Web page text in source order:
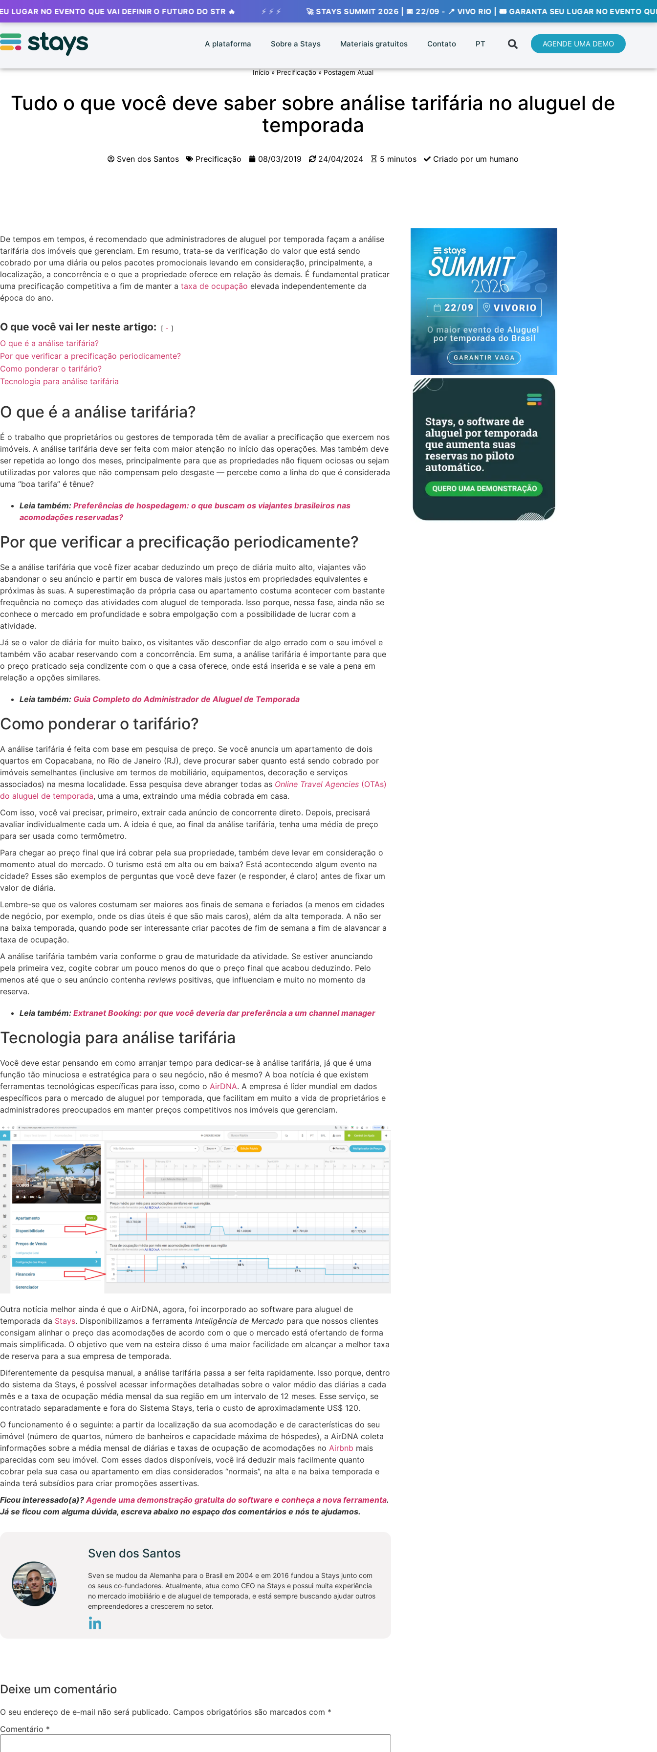
EVENTO QUE VAI DEFINIR O FUTURO DO STR 🔥 ⚡ ⚡ ⚡ 🚀 STAYS SUMMIT 2026 | 📅 22/09 - 📍 VIVO RIO | 🎟️ GARANTA SEU LUGAR NO EVENTO QUE VAI
A plataforma Sobre a Stays Materiais gratuitos Contato PT AGENDE UMA DEMO
Início»Precificação»Postagem Atual
Tudo o que você deve saber sobre análise tarifária no aluguel de
temporada
Sven dos Santos Precificação 08/03/2019 24/04/2024 5 minutos Criado por um humano
De tempos em tempos, é recomendado que administradores de aluguel por temporada façam a análise
tarifária dos imóveis que gerenciam. Em resumo, trata-se da verificação do valor que está sendo
cobrado por uma diária ou pelos pacotes promocionais levando em consideração, principalmente, a
localização, a concorrência e o que a propriedade oferece em relação às demais. É fundamental praticar
uma precificação competitiva a fim de manter a taxa de ocupação elevada independentemente da
época do ano.
O que você vai ler neste artigo: -
O que é a análise tarifária?
Por que verificar a precificação periodicamente?
Como ponderar o tarifário?
Tecnologia para análise tarifária
O que é a análise tarifária?
É o trabalho que proprietários ou gestores de temporada têm de avaliar a precificação que exercem nos
imóveis. A análise tarifária deve ser feita com maior atenção no início das operações. Mas também deve
ser repetida ao longo dos meses, principalmente para que as propriedades não fiquem ociosas ou sejam
utilizadas por valores que não compensam pelo desgaste — percebe como a linha do que é considerada
uma “boa tarifa” é tênue?
Leia também: Preferências de hospedagem: o que buscam os viajantes brasileiros nas
acomodações reservadas?
Por que verificar a precificação periodicamente?
Se a análise tarifária que você fizer acabar deduzindo um preço de diária muito alto, viajantes vão
abandonar o seu anúncio e partir em busca de valores mais justos em propriedades equivalentes e
próximas às suas. A superestimação da própria casa ou apartamento costuma acontecer com bastante
frequência no começo das atividades com aluguel de temporada. Isso porque, nessa fase, ainda não se
conhece o mercado em profundidade e sobra empolgação com a possibilidade de lucrar com a
atividade.
Já se o valor de diária for muito baixo, os visitantes vão desconfiar de algo errado com o seu imóvel e
também vão acabar reservando com a concorrência. Em suma, a análise tarifária é importante para que
o preço praticado seja condizente com o que a casa oferece, onde está inserida e se vale a pena em
relação a opções similares.
Leia também: Guia Completo do Administrador de Aluguel de Temporada
Como ponderar o tarifário?
A análise tarifária é feita com base em pesquisa de preço. Se você anuncia um apartamento de dois
quartos em Copacabana, no Rio de Janeiro (RJ), deve procurar saber quanto está sendo cobrado por
imóveis semelhantes (inclusive em termos de mobiliário, equipamentos, decoração e serviços
associados) na mesma localidade. Essa pesquisa deve abranger todas as Online Travel Agencies (OTAs)
do aluguel de temporada, uma a uma, extraindo uma média cobrada em casa.
Com isso, você vai precisar, primeiro, extrair cada anúncio de concorrente direto. Depois, precisará
avaliar individualmente cada um. A ideia é que, ao final da análise tarifária, tenha uma média de preço
para ser usada como termômetro.
Para chegar ao preço final que irá cobrar pela sua propriedade, também deve levar em consideração o
momento atual do mercado. O turismo está em alta ou em baixa? Está acontecendo algum evento na
cidade? Esses são exemplos de perguntas que você deve fazer (e responder, é claro) antes de fixar um
valor de diária.
Lembre-se que os valores costumam ser maiores aos finais de semana e feriados (a menos em cidades
de negócio, por exemplo, onde os dias úteis é que são mais caros), além da alta temporada. A não ser
na baixa temporada, quando pode ser interessante criar pacotes de fim de semana a fim de alavancar a
taxa de ocupação.
A análise tarifária também varia conforme o grau de maturidade da atividade. Se estiver anunciando
pela primeira vez, cogite cobrar um pouco menos do que o preço final que acabou deduzindo. Pelo
menos até que o seu anúncio contenha reviews positivas, que influenciam e muito no momento da
reserva.
Leia também: Extranet Booking: por que você deveria dar preferência a um channel manager
Tecnologia para análise tarifária
Você deve estar pensando em como arranjar tempo para dedicar-se à análise tarifária, já que é uma
função tão minuciosa e estratégica para o seu negócio, não é mesmo? A boa notícia é que existem
ferramentas tecnológicas específicas para isso, como o AirDNA. A empresa é líder mundial em dados
específicos para o mercado de aluguel por temporada, que facilitam em muito a vida de proprietários e
administradores preocupados em manter preços competitivos nos imóveis que gerenciam.
Outra notícia melhor ainda é que o AirDNA, agora, foi incorporado ao software para aluguel de
temporada da Stays. Disponibilizamos a ferramenta Inteligência de Mercado para que nossos clientes
consigam alinhar o preço das acomodações de acordo com o que o mercado está ofertando de forma
mais simplificada. O objetivo que vem na esteira disso é uma maior facilidade em alcançar a melhor taxa
de reserva para a sua empresa de temporada.
Diferentemente da pesquisa manual, a análise tarifária passa a ser feita rapidamente. Isso porque, dentro
do sistema da Stays, é possível acessar informações detalhadas sobre o valor médio das diárias a cada
mês e a taxa de ocupação média mensal da sua região em um intervalo de 12 meses. Esse serviço, se
contratado separadamente e fora do Sistema Stays, teria o custo de aproximadamente US$ 120.
O funcionamento é o seguinte: a partir da localização da sua acomodação e de características do seu
imóvel (número de quartos, número de banheiros e capacidade máxima de hóspedes), a AirDNA coleta
informações sobre a média mensal de diárias e taxas de ocupação de acomodações no Airbnb mais
parecidas com seu imóvel. Com esses dados disponíveis, você irá deduzir mais facilmente quanto
cobrar pela sua casa ou apartamento em dias considerados “normais”, na alta e na baixa temporada e
ainda terá subsídios para criar promoções assertivas.
Ficou interessado(a)? Agende uma demonstração gratuita do software e conheça a nova ferramenta.
Já se ficou com alguma dúvida, escreva abaixo no espaço dos comentários e nós te ajudamos.
Sven dos Santos
Sven se mudou da Alemanha para o Brasil em 2004 e em 2016 fundou a Stays junto com
os seus co-fundadores. Atualmente, atua como CEO na Stays e possui muita experiência
no mercado imobiliário e de aluguel de temporada, e está sempre buscando ajudar outros
empreendedores a crescerem no setor.
Deixe um comentário
O seu endereço de e-mail não será publicado. Campos obrigatórios são marcados com *
Comentário *